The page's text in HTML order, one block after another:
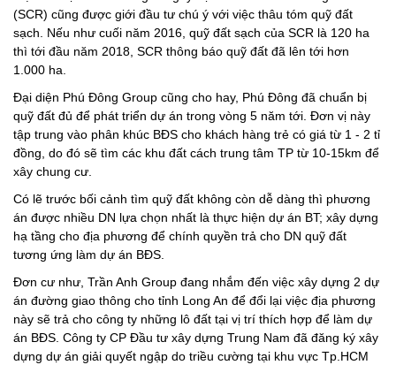
(SCR) cũng được giới đầu tư chú ý với việc thâu tóm quỹ đất
sạch. Nếu như cuối năm 2016, quỹ đất sạch của SCR là 120 ha
thì tới đầu năm 2018, SCR thông báo quỹ đất đã lên tới hơn
1.000 ha.
Đại diện Phú Đông Group cũng cho hay, Phú Đông đã chuẩn bị
quỹ đất đủ để phát triển dự án trong vòng 5 năm tới. Đơn vị này
tập trung vào phân khúc BĐS cho khách hàng trẻ có giá từ 1 - 2 tỉ
đồng, do đó sẽ tìm các khu đất cách trung tâm TP từ 10-15km để
xây chung cư.
Có lẽ trước bối cảnh tìm quỹ đất không còn dễ dàng thì phương
án được nhiều DN lựa chọn nhất là thực hiện dự án BT; xây dựng
hạ tầng cho địa phương để chính quyền trả cho DN quỹ đất
tương ứng làm dự án BĐS.
Đơn cư như, Trần Anh Group đang nhắm đến việc xây dựng 2 dự
án đường giao thông cho tỉnh Long An để đổi lại việc địa phương
này sẽ trả cho công ty những lô đất tại vị trí thích hợp để làm dự
án BĐS. Công ty CP Đầu tư xây dựng Trung Nam đã đăng ký xây
dựng dự án giải quyết ngập do triều cường tại khu vực Tp.HCM